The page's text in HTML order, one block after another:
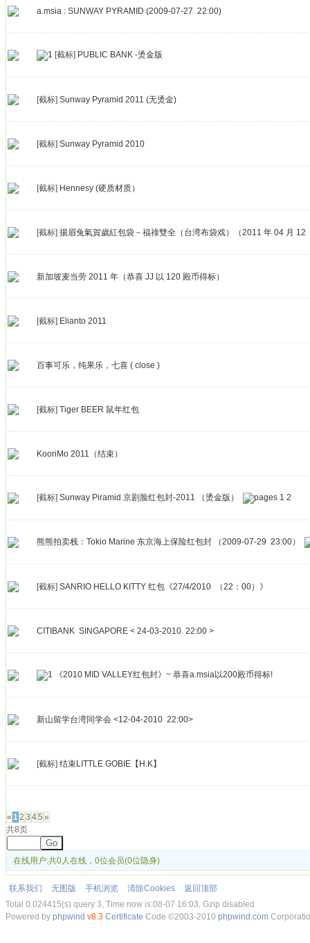
a.msia : SUNWAY PYRAMID (2009-07-27 22:00)
[截标] PUBLIC BANK -烫金版
[截标] Sunway Pyramid 2011 (无烫金)
[截标] Sunway Pyramid 2010
[截标] Hennesy (硬质材质）
[截标] 揚眉兔氣賀歲紅包袋－福祿雙全（台湾布袋戏）（2011 年 04 月 12
新加坡麦当劳 2011 年（恭喜 JJ 以 120 殿币得标）
[截标] Elianto 2011
百事可乐，纯果乐，七喜 ( close )
[截标] Tiger BEER 鼠年红包
KooriMo 2011（结束）
[截标] Sunway Piramid 京剧脸红包封-2011 （烫金版） 1 2
熊熊拍卖栈：Tokio Marine 东京海上保险红包封 （2009-07-29 23:00）
[截标] SANRIO HELLO KITTY 红包《27/4/2010 （22：00）》
CITIBANK SINGAPORE < 24-03-2010 22:00 >
《2010 MID VALLEY红包封》~ 恭喜a.msia以200殿币得标!
新山留学台湾同学会 <12-04-2010 22:00>
[截标] 结束LITTLE GOBIE【H.K】
« 12 3 45 »
共8页
Go
在线用户:共0人在线，0位会员(0位隐身)
联系我们 无图版 手机浏览 清除Cookies
返回顶部
Total 0.024415(s) query 3, Time now is:08-07 16:03, Gzip disabled
Powered by phpwind v8.3 Certificate Code ©2003-2010 phpwind.com